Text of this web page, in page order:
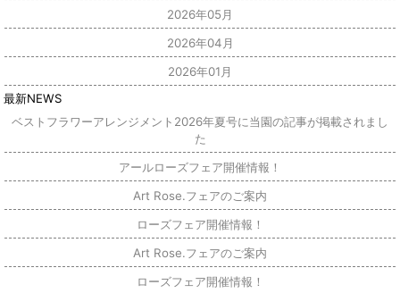
2026年05月
2026年04月
2026年01月
ベストフラワーアレンジメント2026年夏号に当園の記事が掲載されまし
た
アールローズフェア開催情報！
Art Rose.フェアのご案内
ローズフェア開催情報！
Art Rose.フェアのご案内
ローズフェア開催情報！